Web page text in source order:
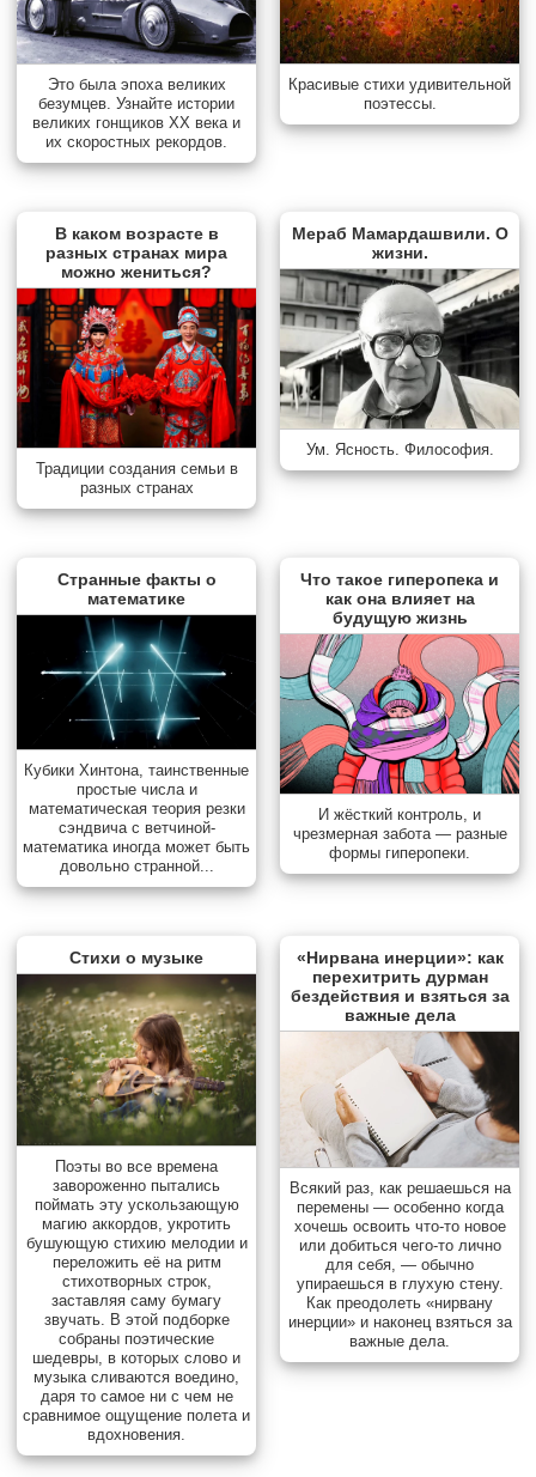
Это была эпоха великих
безумцев. Узнайте истории
великих гонщиков XX века и
их скоростных рекордов.
Красивые стихи удивительной
поэтессы.
В каком возрасте в
разных странах мира
можно жениться?
Традиции создания семьи в
разных странах
Мераб Мамардашвили. О
жизни.
Ум. Ясность. Философия.
Странные факты о
математике
Кубики Хинтона, таинственные
простые числа и
математическая теория резки
сэндвича с ветчиной-
математика иногда может быть
довольно странной...
Что такое гиперопека и
как она влияет на
будущую жизнь
И жёсткий контроль, и
чрезмерная забота — разные
формы гиперопеки.
Стихи о музыке
Поэты во все времена
завороженно пытались
поймать эту ускользающую
магию аккордов, укротить
бушующую стихию мелодии и
переложить её на ритм
стихотворных строк,
заставляя саму бумагу
звучать. В этой подборке
собраны поэтические
шедевры, в которых слово и
музыка сливаются воедино,
даря то самое ни с чем не
сравнимое ощущение полета и
вдохновения.
«Нирвана инерции»: как
перехитрить дурман
бездействия и взяться за
важные дела
Всякий раз, как решаешься на
перемены — особенно когда
хочешь освоить что-то новое
или добиться чего-то лично
для себя, — обычно
упираешься в глухую стену.
Как преодолеть «нирвану
инерции» и наконец взяться за
важные дела.